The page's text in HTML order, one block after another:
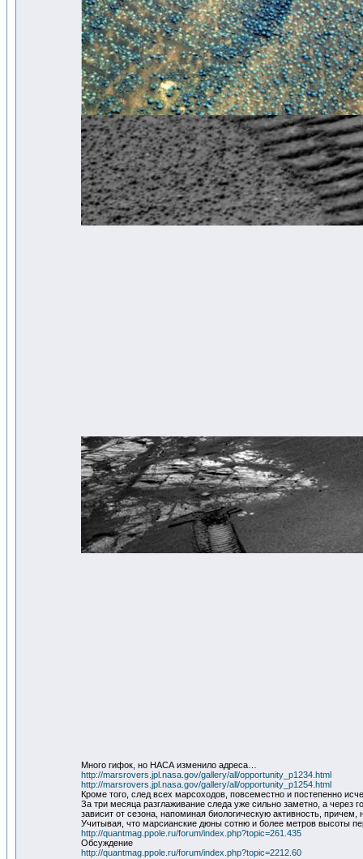
Много гифок, но НАСА изменило адреса…
http://marsrovers.jpl.nasa.gov/gallery/all/opportunity_p1234.html
http://marsrovers.jpl.nasa.gov/gallery/all/opportunity_p1254.html
Кроме того, след всех марсоходов, повсеместно и постепенно
За три месяца разглаживание следа уже сильно заметно, а
зависит от сезона, напоминая биологическую активность,
Учитывая, что марсианские дюны сотню и более метров высоты
http://quantmag.ppole.ru/forum/index.php?topic=261.435
Обсуждение
http://quantmag.ppole.ru/forum/index.php?topic=2212.60